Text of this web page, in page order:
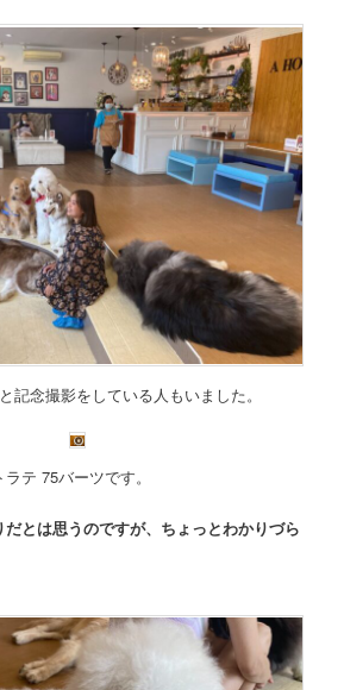
記念撮影をしている人もいました。
ラテ 75バーツです。
とは思うのですが、ちょっとわかりづら